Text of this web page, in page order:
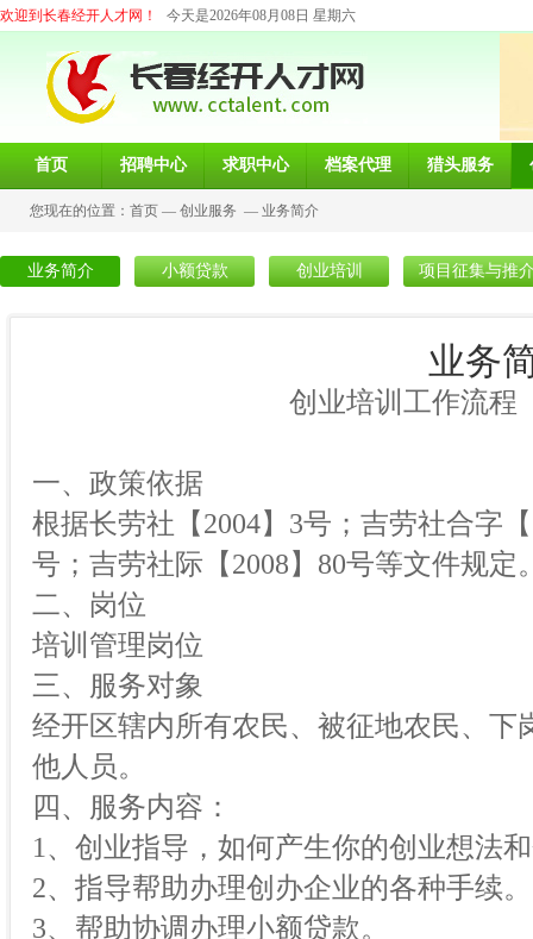
欢迎到长春经开人才网！ 今天是2026年08月08日 星期六
首页 招聘中心 求职中心 档案代理 猎头服务
您现在的位置： 首页 — 创业服务 — 业务简介
业务简介 小额贷款 创业培训 项目征集与推
业务
创业培训工作流程
一、政策依据
根据长劳社【2004】3号；吉劳社合字
号；吉劳社际【2008】80号等文件规定
二、岗位
培训管理岗位
三、服务对象
经开区辖内所有农民、被征地农民、
他人员。
四、服务内容：
1、创业指导，如何产生你的创业想法
2、指导帮助办理创办企业的各种手续。
3、帮助协调办理小额贷款。